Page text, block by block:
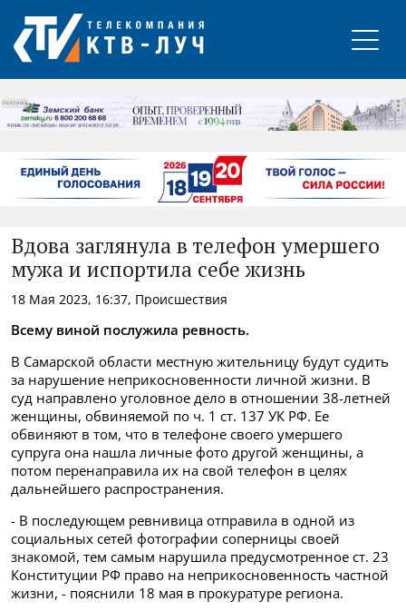
РЕКЛАМА
Вдова заглянула в телефон умершего
мужа и испортила себе жизнь
18 Мая 2023, 16:37, Происшествия
Всему виной послужила ревность.
В Самарской области местную жительницу будут судить
за нарушение неприкосновенности личной жизни. В
суд направлено уголовное дело в отношении 38-летней
женщины, обвиняемой по ч. 1 ст. 137 УК РФ. Ее
обвиняют в том, что в телефоне своего умершего
супруга она нашла личные фото другой женщины, а
потом перенаправила их на свой телефон в целях
дальнейшего распространения.
- В последующем ревнивица отправила в одной из
социальных сетей фотографии соперницы своей
знакомой, тем самым нарушила предусмотренное ст. 23
Конституции РФ право на неприкосновенность частной
жизни, - пояснили 18 мая в прокуратуре региона.